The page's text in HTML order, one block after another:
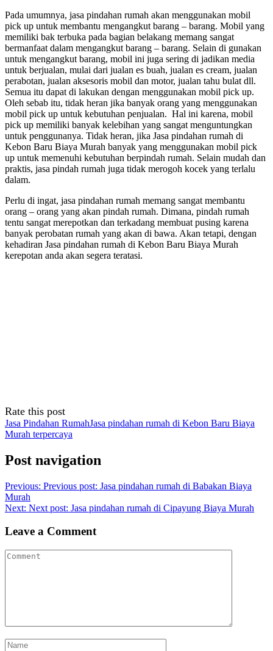
Pada umumnya, jasa pindahan rumah akan menggunakan mobil
pick up untuk membantu mengangkut barang – barang. Mobil yang
memiliki bak terbuka pada bagian belakang memang sangat
bermanfaat dalam mengangkut barang – barang. Selain di gunakan
untuk mengangkut barang, mobil ini juga sering di jadikan media
untuk berjualan, mulai dari jualan es buah, jualan es cream, jualan
perabotan, jualan aksesoris mobil dan motor, jualan tahu bulat dll.
Semua itu dapat di lakukan dengan menggunakan mobil pick up.
Oleh sebab itu, tidak heran jika banyak orang yang menggunakan
mobil pick up untuk kebutuhan penjualan. Hal ini karena, mobil
pick up memiliki banyak kelebihan yang sangat menguntungkan
untuk penggunanya. Tidak heran, jika Jasa pindahan rumah di
Kebon Baru Biaya Murah banyak yang menggunakan mobil pick
up untuk memenuhi kebutuhan berpindah rumah. Selain mudah dan
praktis, jasa pindah rumah juga tidak merogoh kocek yang terlalu
dalam.
Perlu di ingat, jasa pindahan rumah memang sangat membantu
orang – orang yang akan pindah rumah. Dimana, pindah rumah
tentu sangat merepotkan dan terkadang membuat pusing karena
banyak perobatan rumah yang akan di bawa. Akan tetapi, dengan
kehadiran Jasa pindahan rumah di Kebon Baru Biaya Murah
kerepotan anda akan segera teratasi.
Rate this post
Jasa Pindahan RumahJasa pindahan rumah di Kebon Baru Biaya
Murah terpercaya
Post navigation
Previous: Previous post: Jasa pindahan rumah di Babakan Biaya
Murah
Next: Next post: Jasa pindahan rumah di Cipayung Biaya Murah
Leave a Comment